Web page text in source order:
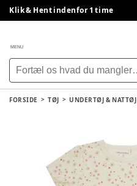
Klik & Hent indenfor 1 time
MENU
FORSIDE TØJ UNDERTØJ & NATTØJ